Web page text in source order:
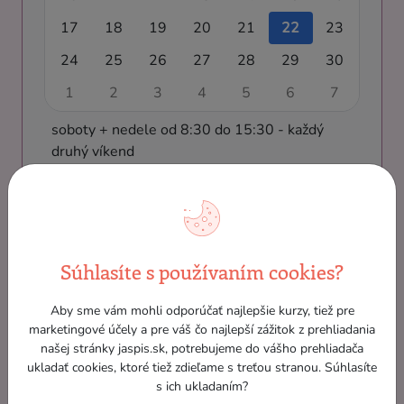
17
18 19 20 21 22
23
24
25 26 27 28 29
30
1
2 3 4 5 6
7
soboty + nedele od 8:30 do 15:30 - každý
druhý víkend
Eleonóra Eljeziová
Profesionálnu kariéru zamerala na
oblasť účtovníctva, daní a poradenstva.
Je živnostníčka a externe ponúka služby
vedenia účtovníctva pre firmy.
Súhlasíte s používaním cookies?
Aby sme vám mohli odporúčať najlepšie kurzy, tiež pre
marketingové účely a pre váš čo najlepší zážitok z prehliadania
našej stránky jaspis.sk, potrebujeme do vášho prehliadača
ukladať cookies, ktoré tiež zdieľame s treťou stranou. Súhlasíte
s ich ukladaním?